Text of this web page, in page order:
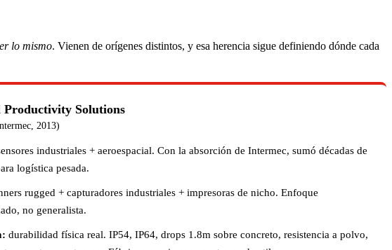
lo mismo. Vienen de orígenes distintos, y esa herencia sigue definiendo dónde cada
Productivity Solutions
2013)
industriales + aeroespacial. Con la absorción de Intermec, sumó décadas de
logística pesada.
rugged + capturadores industriales + impresoras de nicho. Enfoque
no generalista.
durabilidad física real. IP54, IP64, drops 1.8m sobre concreto, resistencia a polvo,